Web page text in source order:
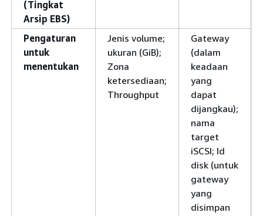
(Tingkat
Arsip EBS)
Pengaturan
untuk
menentukan
Jenis volume;
ukuran (GiB);
Zona
ketersediaan;
Throughput
Gateway
(dalam
keadaan
yang
dapat
dijangkau);
nama
target
iSCSI; Id
disk (untuk
gateway
yang
disimpan